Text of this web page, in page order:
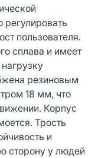
пользователя.
сплава и имеет
резиновым
18 мм, что
Корпус
Трость
и
сторону у людей